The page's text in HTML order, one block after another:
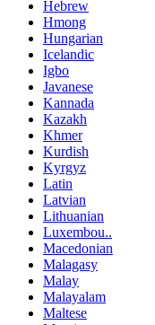
Hebrew
Hmong
Hungarian
Icelandic
Igbo
Javanese
Kannada
Kazakh
Khmer
Kurdish
Kyrgyz
Latin
Latvian
Lithuanian
Luxembou..
Macedonian
Malagasy
Malay
Malayalam
Maltese